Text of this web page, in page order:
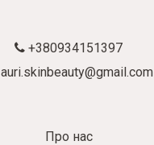
+380934151397
auri.skinbeauty@gmail.com
Про нас